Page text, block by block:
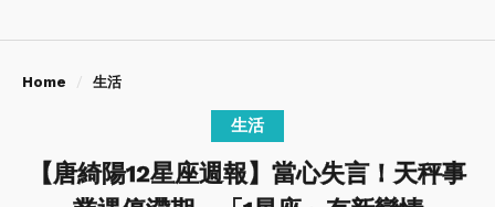
Home 生活
生活
【唐綺陽12星座週報】當心失言！天秤事